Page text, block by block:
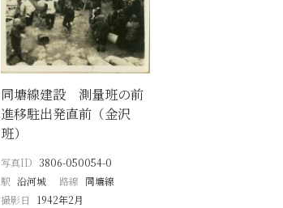
同塘線建設 測量班の前
進移駐出発直前（金沢
班）
写真ID 3806-050054-0
駅 沿河城 路線 同塘線
撮影日
1942年2月